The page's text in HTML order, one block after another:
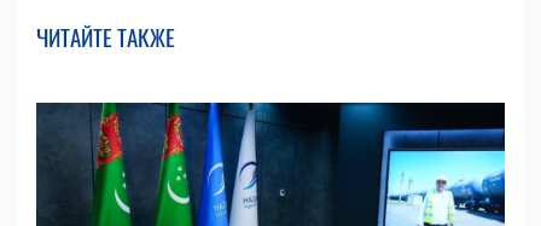
ЧИТАЙТЕ ТАКЖЕ